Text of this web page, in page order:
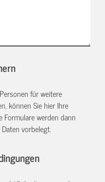
für weitere
können Sie hier Ihre
Formulare werden dann
vorbelegt.